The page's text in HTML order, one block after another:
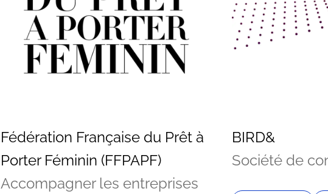
Fédération Française du Prêt à
Porter Féminin (FFPAPF)
Accompagner les entreprises
BIRD&
Société de